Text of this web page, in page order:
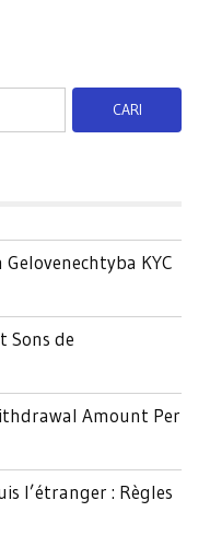
KYC
Sons de
Amount Per
l’étranger : Règles